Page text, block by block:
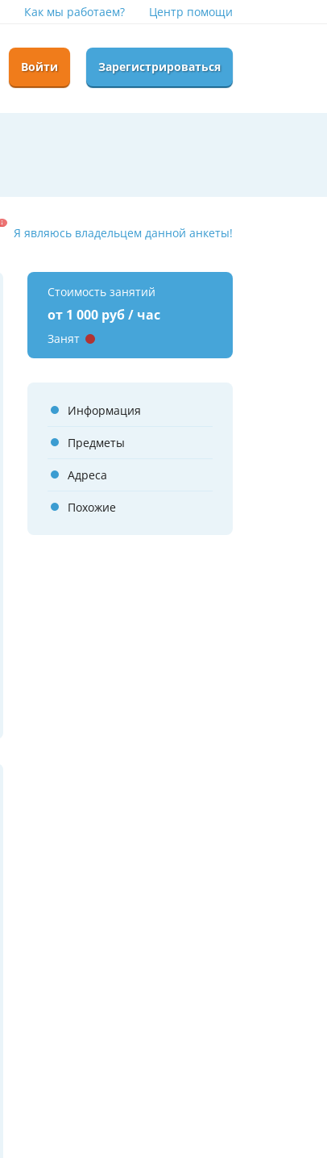
Как мы работаем? Центр помощи
Войти Зарегистрироваться
Я являюсь владельцем данной анкеты!
Стоимость занятий
от 1 000 руб / час
Занят
Информация
Предметы
Адреса
Похожие